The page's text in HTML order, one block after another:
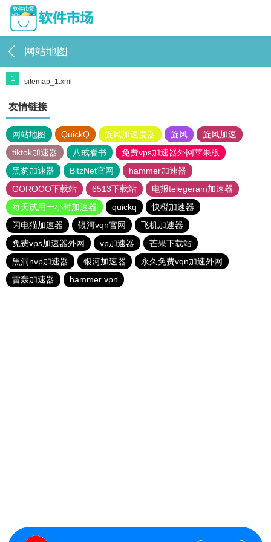
网站地图
1 sitemap_1.xml
友情链接
网站地图 QuickQ 旋风加速度器 旋风
旋风加速
tiktok加速器
八戒看书
免费vps加速器外网苹果版
黑豹加速器
BitzNet官网
hammer加速器
GOROOO下载站
6513下载站
电报telegeram加速器
每天试用一小时加速器
quickq
快橙加速器
闪电猫加速器
银河vqn官网
飞机加速器
免费vps加速器外网
vp加速器
芒果下载站
黑洞nvp加速器
银河加速器
永久免费vqn加速外网
雷轰加速器
hammer vpn